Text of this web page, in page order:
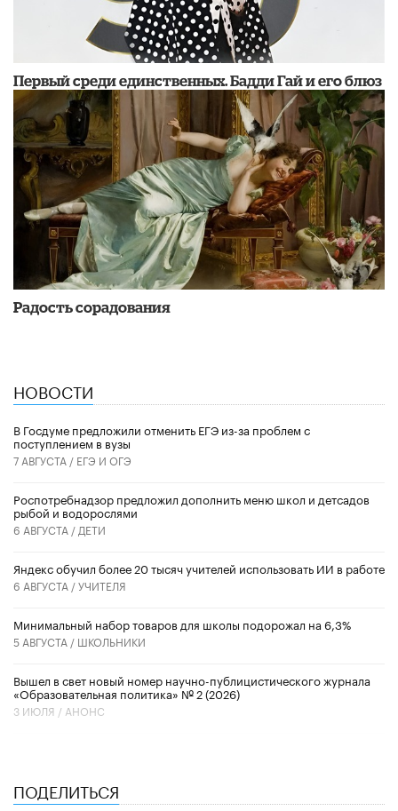
Первый среди единственных. Бадди Гай и его блюз
Радость сорадования
НОВОСТИ
В Госдуме предложили отменить ЕГЭ из-за проблем с
поступлением в вузы
7 АВГУСТА / ЕГЭ И ОГЭ
Роспотребнадзор предложил дополнить меню школ и детсадов
рыбой и водорослями
6 АВГУСТА / ДЕТИ
​Яндекс обучил более 20 тысяч учителей использовать ИИ в работе
6 АВГУСТА /УЧИТЕЛЯ
Минимальный набор товаров для школы подорожал на 6,3%
5 АВГУСТА / ШКОЛЬНИКИ
Вышел в свет новый номер научно-публицистического журнала
«Образовательная политика» № 2 (2026)
3 ИЮЛЯ / АНОНС
ПОДЕЛИТЬСЯ